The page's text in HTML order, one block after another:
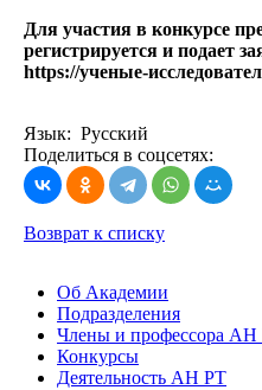
Для участия в конкурсе
регистрируется и подает
https://ученые-
Язык: Русский
Поделиться в соцсетях:
Возврат к списку
Об Академии
Подразделения
Члены и профессора
Конкурсы
Деятельность АН РТ